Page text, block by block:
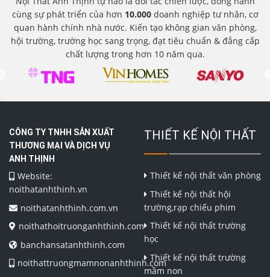
cùng sự phát triển của hơn 10.000 doanh nghiệp tư nhân, cơ
quan hành chính nhà nước. Kiến tạo không gian văn phòng,
hội trường, trường học sang trọng, đạt tiêu chuẩn & đẳng cấp
chất lượng trong hơn 10 năm qua.
CÔNG TY TNHH SẢN XUẤT
THƯƠNG MẠI VÀ DỊCH VỤ
ANH THỊNH
Website:
noithatanhthinh.vn
noithatanhthinh.com.vn
noithathoitruonganhthinh.com
banchansatanhthinh.com
noithattruongmamnonanhthinh.com
THIẾT KẾ NỘI THẤT
Thiết kế nội thất văn phòng
Thiết kế nội thất hội
trường,rạp chiếu phim
Thiết kế nội thất trường
học
Thiết kế nội thất trường
mầm non